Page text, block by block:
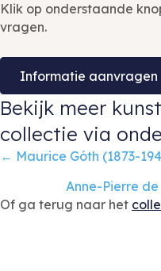
Klik op onderstaande
vragen.
Informatie aanvragen
Bekijk meer
collectie via
Posts
navigation
← Maurice Góth (1873-
Anne-Pierre
Of ga terug naar het